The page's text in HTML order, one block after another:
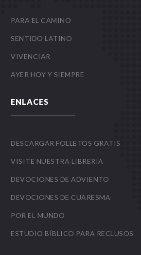
PARA EL CAMINO
SENTIDO LATINO
VIVENCIAR
AYER HOY Y SIEMPRE
ENLACES
DESCARGAR FOLLETOS GRATIS
VISITE NUESTRA LIBRERIA
DEVOCIONES DE ADVIENTO
DEVOCIONES DE CUARESMA
POR EL MUNDO
ESTUDIO BÍBLICO PARA RECLUSOS